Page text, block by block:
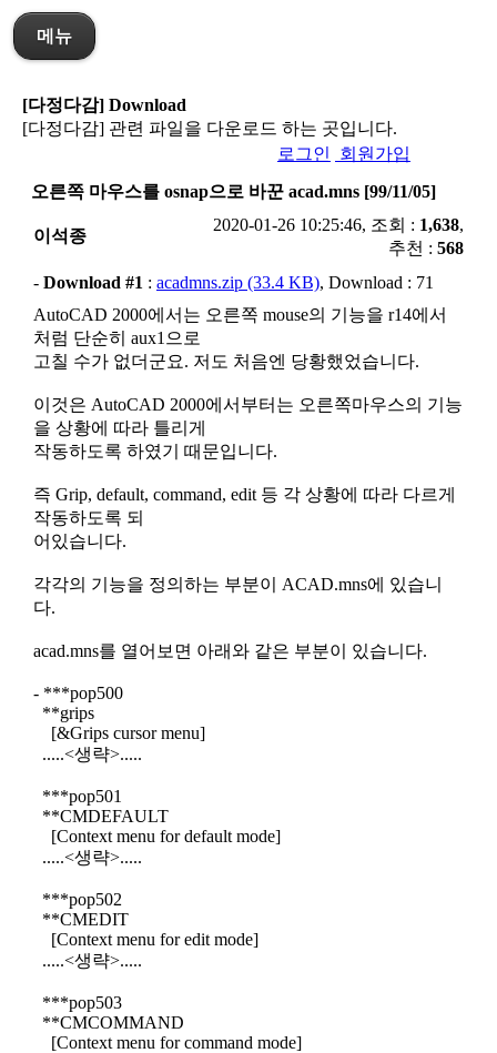
메뉴
[다정다감] Download
[다정다감] 관련 파일을 다운로드 하는 곳입니다.
로그인
회원가입
오른쪽 마우스를 osnap으로 바꾼 acad.mns [99/11/05]
이석종
2020-01-26 10:25:46, 조회 : 1,638,
추천 : 568
- Download #1 : acadmns.zip (33.4 KB), Download : 71
AutoCAD 2000에서는 오른쪽 mouse의 기능을 r14에서
처럼 단순히 aux1으로
고칠 수가 없더군요. 저도 처음엔 당황했었습니다.
이것은 AutoCAD 2000에서부터는 오른쪽마우스의 기능
을 상황에 따라 틀리게
작동하도록 하였기 때문입니다.
즉 Grip, default, command, edit 등 각 상황에 따라 다르게
작동하도록 되
어있습니다.
각각의 기능을 정의하는 부분이 ACAD.mns에 있습니
다.
acad.mns를 열어보면 아래와 같은 부분이 있습니다.
- ***pop500
**grips
[&Grips cursor menu]
.....<생략>.....
***pop501
**CMDEFAULT
[Context menu for default mode]
.....<생략>.....
***pop502
**CMEDIT
[Context menu for edit mode]
.....<생략>.....
***pop503
**CMCOMMAND
[Context menu for command mode]